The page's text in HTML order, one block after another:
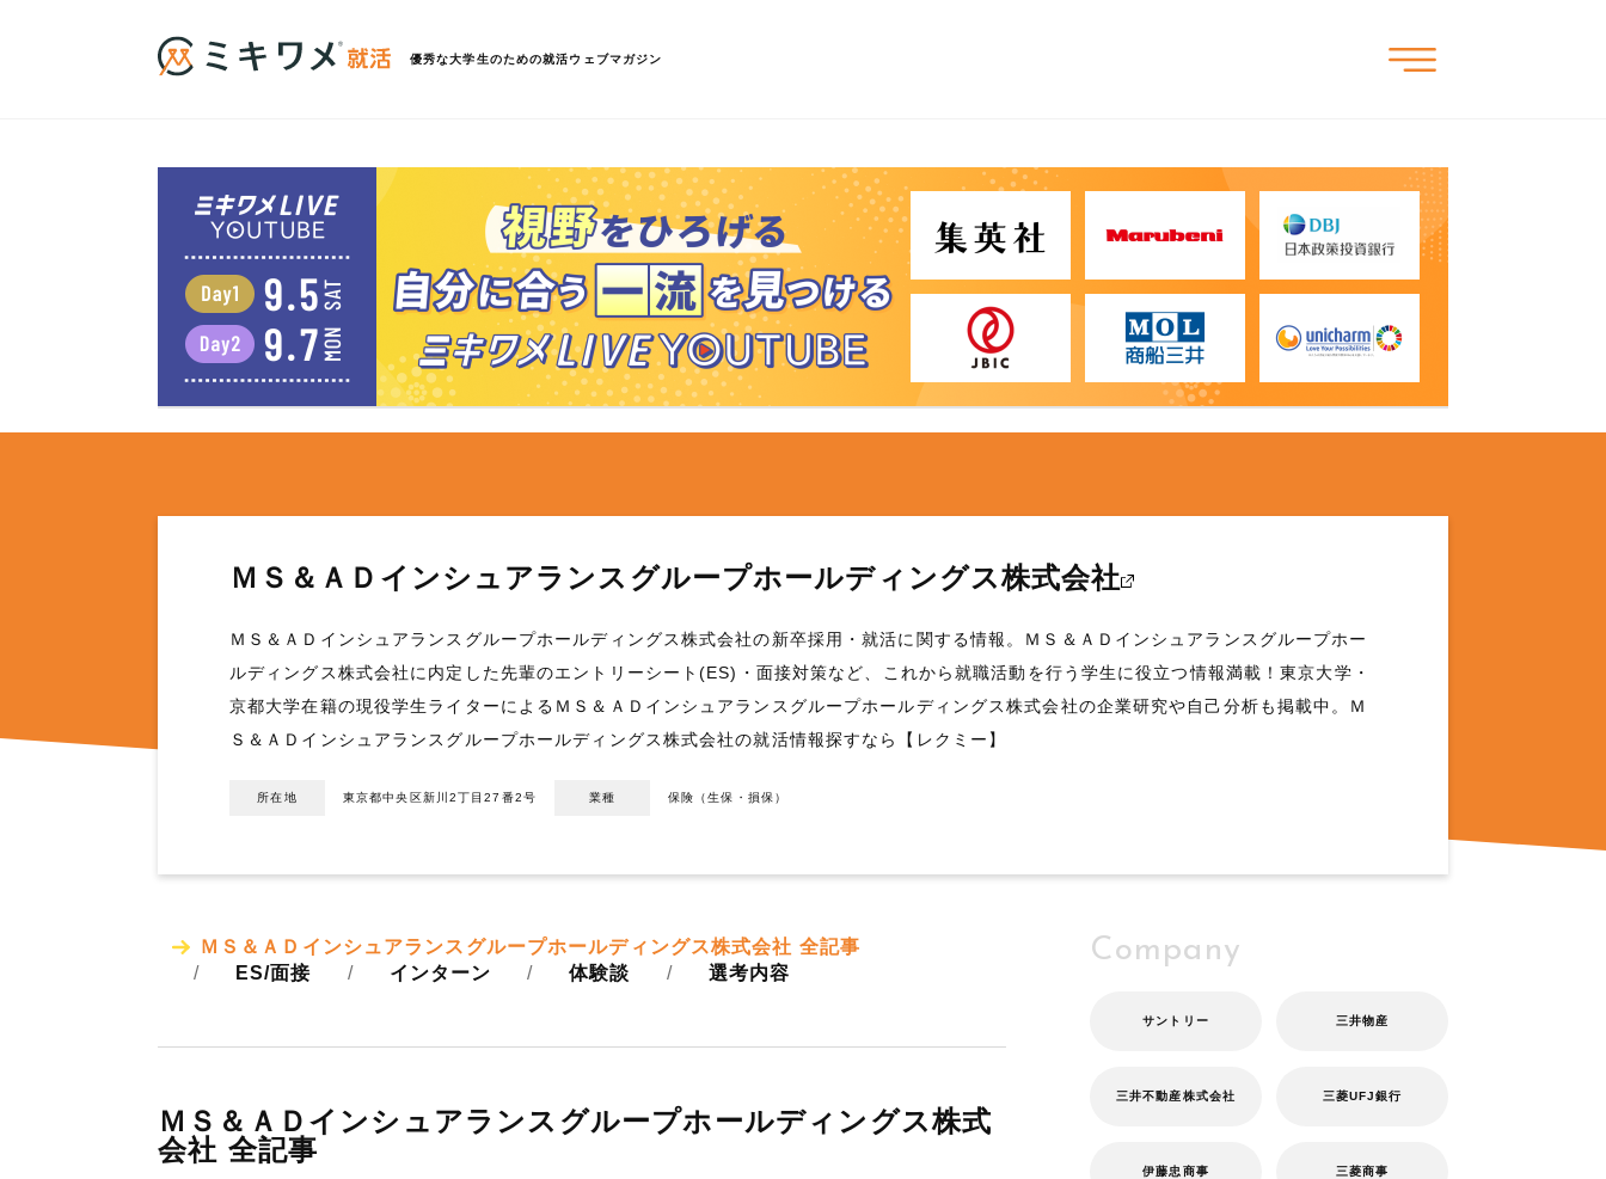
優秀な大学生のための就活ウェブマガジン
ＭＳ＆ＡＤインシュアランスグループホールディングス株式会社
ＭＳ＆ＡＤインシュアランスグループホールディングス株式会社の新卒採用・就活に関する情報。ＭＳ＆ＡＤインシュアランスグループホー
ルディングス株式会社に内定した先輩のエントリーシート(ES)・面接対策など、これから就職活動を行う学生に役立つ情報満載！東京大学・
京都大学在籍の現役学生ライターによるＭＳ＆ＡＤインシュアランスグループホールディングス株式会社の企業研究や自己分析も掲載中。Ｍ
Ｓ＆ＡＤインシュアランスグループホールディングス株式会社の就活情報探すなら【レクミー】
所在地 東京都中央区新川2丁目27番2号 業種 保険（生保・損保）
ＭＳ＆ＡＤインシュアランスグループホールディングス株式会社 全記事
ES/面接
インターン 体験談 選考内容
ＭＳ＆ＡＤインシュアランスグループホールディングス株式
会社 全記事
Company
サントリー 三井物産
三井不動産株式会社 三菱UFJ銀行
伊藤忠商事 三菱商事